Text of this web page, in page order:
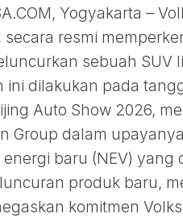
Yogyakarta –
secara resmi
sebuah SUV
ini dilakukan pada
Auto Show 2026,
Group dalam
baru (NEV)
produk baru,
komitmen